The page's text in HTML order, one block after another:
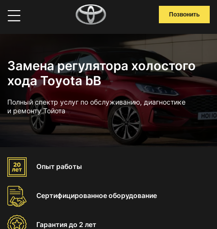
Позвонить
Замена регулятора холостого
хода Toyota bB
Полный спектр услуг по обслуживанию, диагностике
и ремонту Тойота
Опыт работы
Сертифицированноеоборудование
Гарантиядо 2 лет